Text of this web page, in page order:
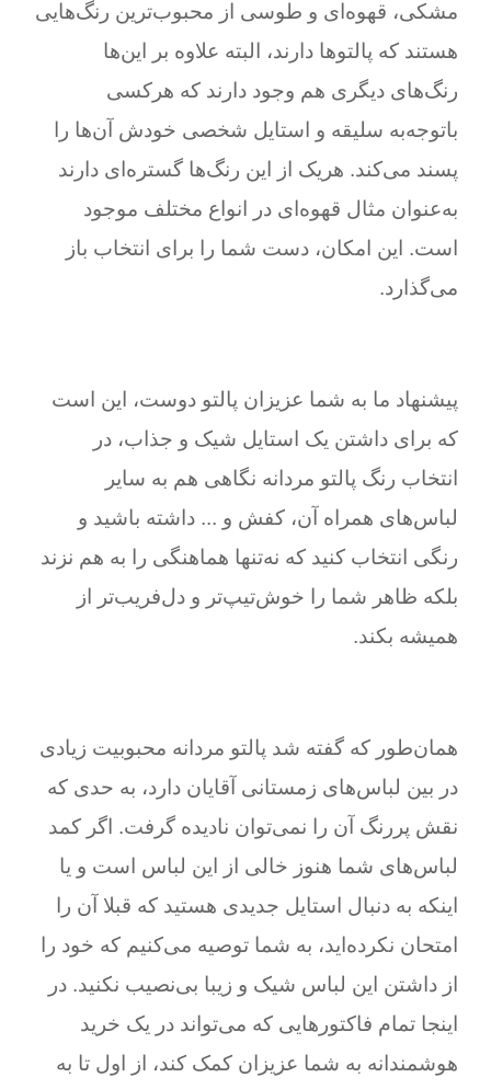
مشکی، قهوه‌ای و طوسی از محبوب‌ترین رنگ‌هایی
هستند که پالتوها دارند، البته علاوه بر این‌ها
رنگ‌های دیگری هم وجود دارند که هرکسی
باتوجه‌به سلیقه و استایل شخصی خودش آن‌ها را
پسند می‌کند. هر‌یک از این رنگ‌ها گستره‌ای دارند
به‌عنوان مثال قهوه‌ای در انواع مختلف موجود
است. این امکان، دست شما را برای انتخاب باز
می‌گذارد.
پیشنهاد ما به شما عزیزان پالتو دوست، این است
که برای داشتن یک استایل شیک و جذاب، در
انتخاب رنگ پالتو مردانه نگاهی هم به سایر
لباس‌های همراه آن، کفش و ... داشته باشید و
رنگی انتخاب کنید که نه‌تنها هماهنگی را به هم نزند
بلکه ظاهر شما را خوش‌تیپ‌تر و دل‌فریب‌تر از
همیشه بکند.
همان‌طور که گفته شد پالتو مردانه محبوبیت زیادی
در بین لباس‌های زمستانی آقایان دارد، به حدی که
نقش پر‌رنگ آن را نمی‌توان نادیده گرفت. اگر کمد
لباس‌های شما هنوز خالی از این لباس است و یا
اینکه به دنبال استایل جدیدی هستید که قبلا آن را
امتحان نکرده‌اید، به شما توصیه می‌کنیم که خود را
از داشتن این لباس شیک و زیبا بی‌نصیب نکنید. در
اینجا تمام فاکتور‌هایی که می‌تواند در یک خرید
هوشمندانه به شما عزیزان کمک کند، از اول تا به